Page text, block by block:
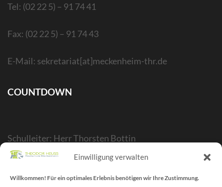
Einwilligung verwalten
Willkommen! Für ein optimales Erlebnis benötigen wir Ihre Zustimmung.
Tel: (02 22 5) – 91 74 41
Fax: (02 22 5) – 91 74 43
E-Mail: sekretariat[at]meckenheim-thr.de
COUNTDOWN
Schulleiter: Herr Thorsten Bottin
Stellvertr. Schulleiter: Herr Kelubia Ekoemeye
Webmaster/SV-Blog: Herr Maurice Gangl